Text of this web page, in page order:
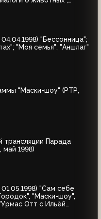
"Бессонница";
"Моя семья"; "Аншлаг"
"Маски-шоу" (РТР,
трансляции Парада
1998)
"Сам себе
"Маски-шоу",
Отт с Ильёй